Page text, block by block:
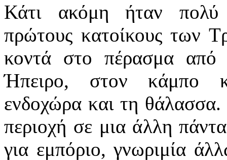
Κάτι ακόμη ήταν πολύ
πρώτους κατοίκους των
κοντά στο πέρασμα από
Ήπειρο, στον κάμπο
ενδοχώρα και τη
περιοχή σε μια άλλη
για εμπόριο, γνωριμία